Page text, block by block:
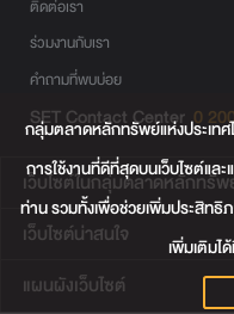
ติดต่อเรา
ร่วมงานกับเรา
คำถามที่พบบ่อย
SET Contact Center 0
เว็บไซต์ในกลุ่มตลาดหลักทรั
เว็บไซต์น่าสนใจ
แผนผังเว็บไซต์
กลุ่มตลาดหลักทรัพย์แห่งประเท
การใช้งานที่ดีที่สุดบนเว็บไซต์แ
ท่าน รวมทั้งเพื่อช่วยเพิ่มประสิทธิ
เพิ่มเติมไ